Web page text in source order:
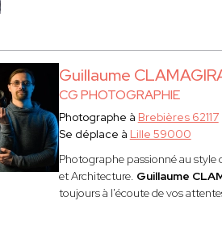
Guillaume
CG PHOTOGRAPHIE
Photographe à Brebières 62117
Se déplace à Lille 59000
Photographe passionné au
et Architecture. Guillaume
toujours à l'écoute de vos